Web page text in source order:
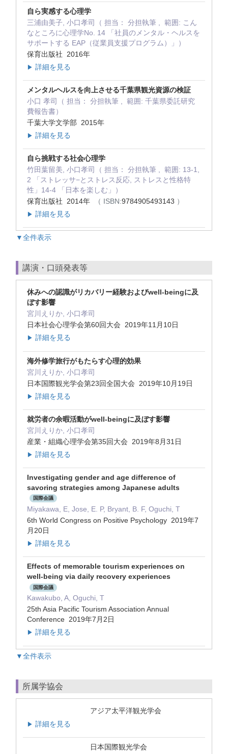
自ら実感する心理学
三浦由美子, 小口孝司（ 担当： 分担執筆 , 範囲: こん
なところに心理学No. 14 「社員のメンタル・ヘルスを
サポートする EAP（従業員支援プログラム）」）
保育出版社 2016年
▶ 詳細を見る
メンタルヘルスを向上させる千葉県観光資源の検証
小口 孝司（ 担当： 分担執筆 , 範囲: 千葉県委託研究
費報告書）
千葉大学文学部 2015年
▶ 詳細を見る
自ら挑戦する社会心理学
竹田葉留美, 小口孝司（ 担当： 分担執筆 , 範囲: 13-1,
2 「ストレッサ−とストレス反応, ストレスと性格特
性」14-4 「日本を楽しむ」）
保育出版社 2014年
（ ISBN:9784905493143 ）
▶ 詳細を見る
▼全件表示
講演・口頭発表等
休みへの認識がリカバリー経験およびwell-beingに及
ぼす影響
宮川えりか, 小口孝司
日本社会心理学会第60回大会 2019年11月10日
▶ 詳細を見る
海外修学旅行がもたらす心理的効果
宮川えりか, 小口孝司
日本国際観光学会第23回全国大会 2019年10月19日
▶ 詳細を見る
就労者の余暇活動がwell-beingに及ぼす影響
宮川えりか, 小口孝司
産業・組織心理学会第35回大会 2019年8月31日
▶ 詳細を見る
Investigating gender and age difference of
savoring strategies among Japanese adults
国際会議
Miyakawa, E, Jose, E. P, Bryant, B. F, Oguchi, T
6th World Congress on Positive Psychology 2019年7
月20日
▶ 詳細を見る
Effects of memorable tourism experiences on
well-being via daily recovery experiences
国際会議
Kawakubo, A, Oguchi, T
25th Asia Pacific Tourism Association Annual
Conference 2019年7月2日
▶ 詳細を見る
▼全件表示
所属学協会
アジア太平洋観光学会
▶ 詳細を見る
日本国際観光学会